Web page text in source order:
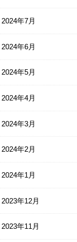
2024年7月
2024年6月
2024年5月
2024年4月
2024年3月
2024年2月
2024年1月
2023年12月
2023年11月